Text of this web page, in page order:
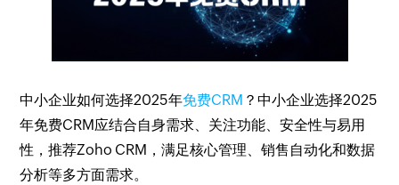
中小企业如何选择2025年免费CRM ？中小企业选择2025
年免费CRM应结合自身需求、关注功能、安全性与易用
性，推荐Zoho CRM，满足核心管理、销售自动化和数据
分析等多方面需求。